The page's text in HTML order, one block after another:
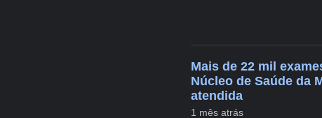
Mais de 22 mil
Núcleo de Saúde da
atendida
1 mês atrás